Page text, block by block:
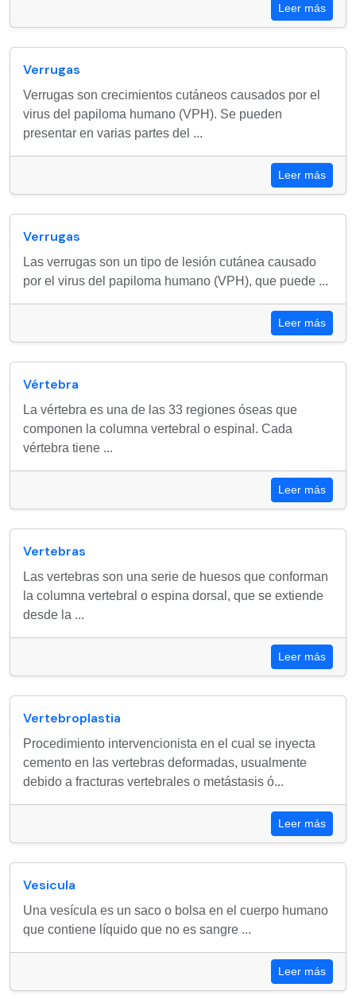
Leer más
Verrugas
Verrugas son crecimientos cutáneos causados por el
virus del papiloma humano (VPH). Se pueden
presentar en varias partes del ...
Leer más
Verrugas
Las verrugas son un tipo de lesión cutánea causado
por el virus del papiloma humano (VPH), que puede ...
Leer más
Vértebra
La vértebra es una de las 33 regiones óseas que
componen la columna vertebral o espinal. Cada
vértebra tiene ...
Leer más
Vertebras
Las vertebras son una serie de huesos que conforman
la columna vertebral o espina dorsal, que se extiende
desde la ...
Leer más
Vertebroplastia
Procedimiento intervencionista en el cual se inyecta
cemento en las vertebras deformadas, usualmente
debido a fracturas vertebrales o metástasis ó...
Leer más
Vesicula
Una vesícula es un saco o bolsa en el cuerpo humano
que contiene líquido que no es sangre ...
Leer más